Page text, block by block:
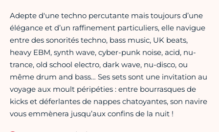
Adepte d'une techno percutante mais toujours d’une
élégance et d’un raffinement particuliers, elle navigue
entre des sonorités techno, bass music, UK beats,
heavy EBM, synth wave, cyber-punk noise, acid, nu-
trance, old school electro, dark wave, nu-disco, ou
même drum and bass… Ses sets sont une invitation au
voyage aux moult péripéties : entre bourrasques de
kicks et déferlantes de nappes chatoyantes, son navire
vous emmènera jusqu’aux confins de la nuit !